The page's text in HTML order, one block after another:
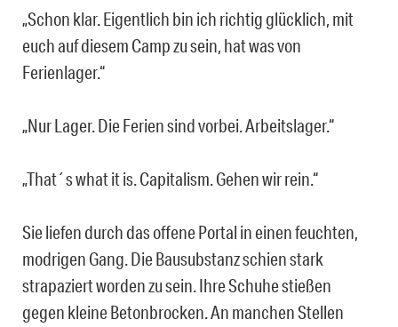
„Schon klar. Eigentlich bin ich richtig glücklich, mit
euch auf diesem Camp zu sein, hat was von
Ferienlager.“
„Nur Lager. Die Ferien sind vorbei. Arbeitslager.“
„That´s what it is. Capitalism. Gehen wir rein.“
Sie liefen durch das offene Portal in einen feuchten,
modrigen Gang. Die Bausubstanz schien stark
strapaziert worden zu sein. Ihre Schuhe stießen
gegen kleine Betonbrocken. An manchen Stellen